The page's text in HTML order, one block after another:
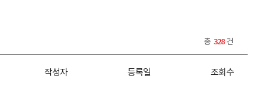
총 328 건
작성자 등록일 조회수